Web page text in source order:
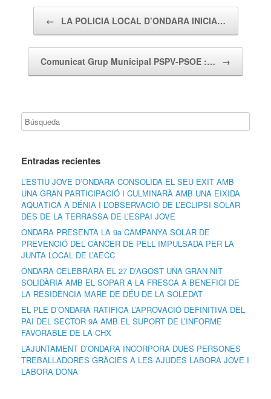
← LA POLICIA LOCAL D’ONDARA INICIA…
Comunicat Grup Municipal PSPV-PSOE :… →
Entradas recientes
L’ESTIU JOVE D’ONDARA CONSOLIDA EL SEU ÈXIT AMB
UNA GRAN PARTICIPACIÓ I CULMINARÀ AMB UNA EIXIDA
AQUÀTICA A DÉNIA I L’OBSERVACIÓ DE L’ECLIPSI SOLAR
DES DE LA TERRASSA DE L’ESPAI JOVE
ONDARA PRESENTA LA 9a CAMPANYA SOLAR DE
PREVENCIÓ DEL CÀNCER DE PELL IMPULSADA PER LA
JUNTA LOCAL DE L’AECC
ONDARA CELEBRARÀ EL 27 D’AGOST UNA GRAN NIT
SOLIDÀRIA AMB EL SOPAR A LA FRESCA A BENEFICI DE
LA RESIDÈNCIA MARE DE DÉU DE LA SOLEDAT
EL PLE D’ONDARA RATIFICA L’APROVACIÓ DEFINITIVA DEL
PAI DEL SECTOR 9A AMB EL SUPORT DE L’INFORME
FAVORABLE DE LA CHX
L’AJUNTAMENT D’ONDARA INCORPORA DUES PERSONES
TREBALLADORES GRÀCIES A LES AJUDES LABORA JOVE I
LABORA DONA